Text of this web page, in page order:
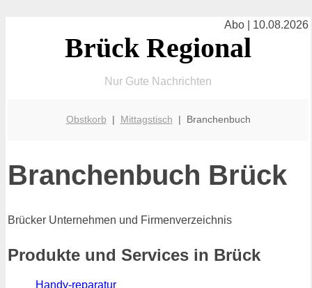
Abo | 10.08.2026
Brück Regional
Nur Gute Nachrichten
Obstkorb | Mittagstisch | Branchenbuch
Branchenbuch Brück
Brücker Unternehmen und Firmenverzeichnis
Produkte und Services in Brück
Handy-reparatur